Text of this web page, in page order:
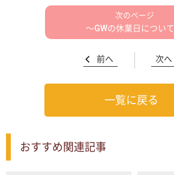
〜GWの休業日につい
前へ 次へ
一覧に戻る
おすすめ関連記事